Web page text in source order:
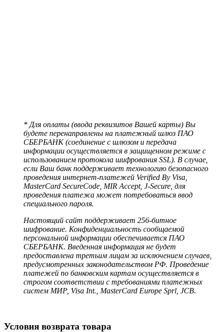
* Для оплаты (ввода реквизитов Вашей карты) Вы
будете перенаправлены на платежный шлюз ПАО
СБЕРБАНК (соединение с шлюзом и передача
информации осуществляется в защищенном режиме с
использованием протокола шифрования SSL). В случае,
если Ваш банк поддерживает технологию безопасного
проведения интернет-платежей Verified By Visa,
MasterCard SecureCode, MIR Accept, J-Secure, для
проведения платежа может потребоваться ввод
специального пароля.
Настоящий сайт поддерживает 256-битное
шифрование. Конфиденциальность сообщаемой
персональной информации обеспечивается ПАО
СБЕРБАНК. Введенная информация не будет
предоставлена третьим лицам за исключением случаев,
предусмотренных законодательством РФ. Проведение
платежей по банковским картам осуществляется в
строгом соответствии с требованиями платежных
систем МИР, Visa Int., MasterCard Europe Sprl, JCB.
Условия возврата товара